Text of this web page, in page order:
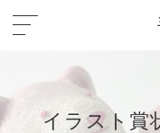
イラスト賞